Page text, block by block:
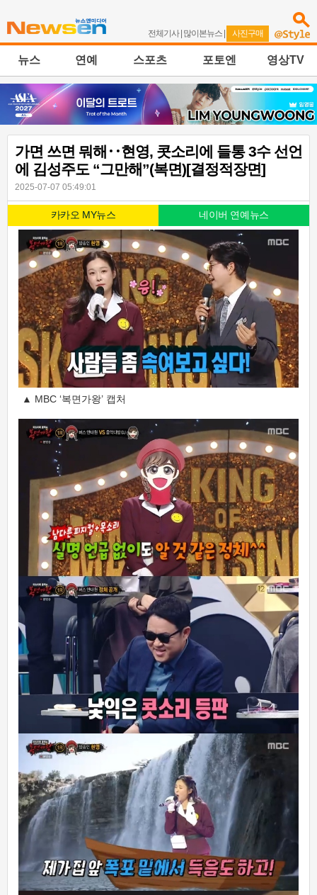
전체기사| 많이본뉴스 | 사진구매
뉴스 연예 스포츠 포토엔 영상TV
가면 쓰면 뭐해‥현영, 콧소리에 들통 3수 선언
에 김성주도 “그만해”(복면)[결정적장면]
2025-07-07 05:49:01
카카오 MY뉴스 네이버 연예뉴스
▲ MBC ‘복면가왕’ 캡처